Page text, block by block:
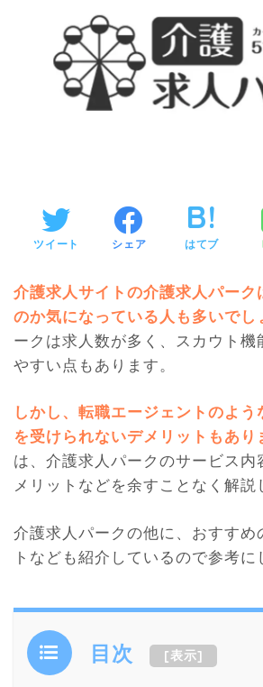
ツイート シェア はてブ
介護求人サイトの介護求人パーク
のか気になっている人も多いでし
ークは求人数が多く、スカウト機
やすい点もあります。
しかし、転職エージェントのよう
を受けられないデメリットもあり
は、介護求人パークのサービス
メリットなどを余すことなく解説
介護求人パークの他に、おすすめ
トなども紹介しているので参考に
目次 [表示]